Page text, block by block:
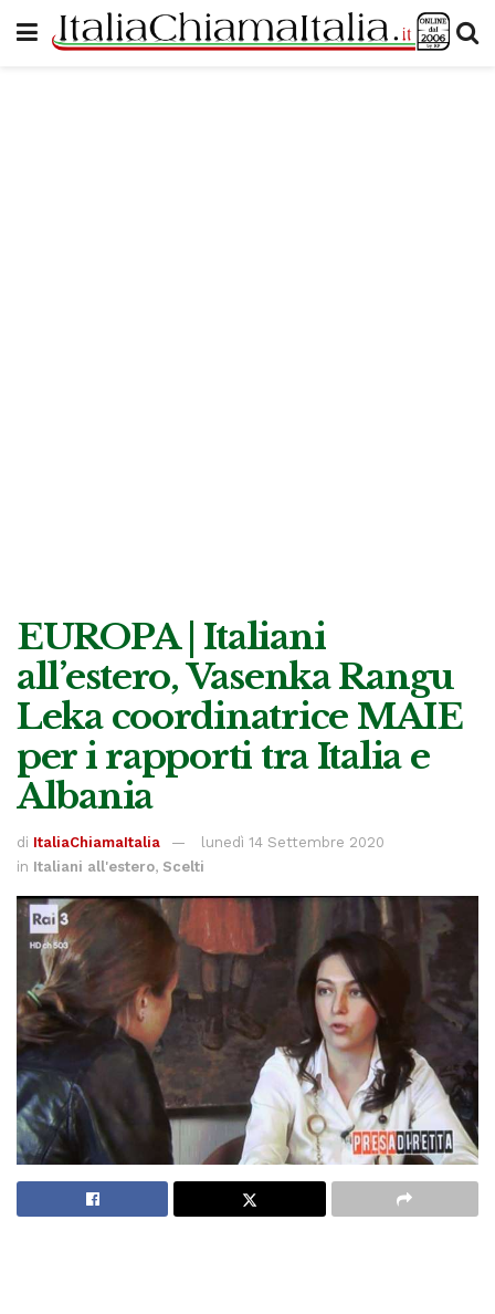
EUROPA | Italiani
all’estero, Vasenka Rangu
Leka coordinatrice MAIE
per i rapporti tra Italia e
Albania
di ItaliaChiamaItalia
lunedì 14 Settembre 2020
in Italiani all'estero, Scelti